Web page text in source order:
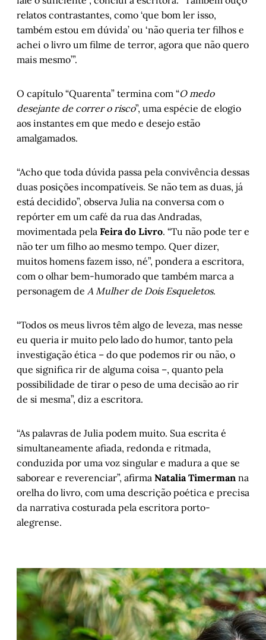
relatos contrastantes, como ‘que bom ler isso,
também estou em dúvida’ ou ‘não queria ter filhos e
achei o livro um filme de terror, agora que não quero
mais mesmo’”.
O capítulo “Quarenta” termina com “O medo
desejante de correr o risco”, uma espécie de elogio
aos instantes em que medo e desejo estão
amalgamados.
“Acho que toda dúvida passa pela convivência dessas
duas posições incompatíveis. Se não tem as duas, já
está decidido”, observa Julia na conversa com o
repórter em um café da rua das Andradas,
movimentada pela Feira do Livro. “Tu não pode ter e
não ter um filho ao mesmo tempo. Quer dizer,
muitos homens fazem isso, né”, pondera a escritora,
com o olhar bem-humorado que também marca a
personagem de A Mulher de Dois Esqueletos.
“Todos os meus livros têm algo de leveza, mas nesse
eu queria ir muito pelo lado do humor, tanto pela
investigação ética – do que podemos rir ou não, o
que significa rir de alguma coisa –, quanto pela
possibilidade de tirar o peso de uma decisão ao rir
de si mesma”, diz a escritora.
“As palavras de Julia podem muito. Sua escrita é
simultaneamente afiada, redonda e ritmada,
conduzida por uma voz singular e madura a que se
saborear e reverenciar”, afirma Natalia Timerman na
orelha do livro, com uma descrição poética e precisa
da narrativa costurada pela escritora porto-
alegrense.